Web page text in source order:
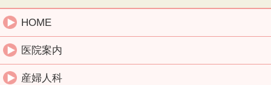
HOME
医院案内
産婦人科